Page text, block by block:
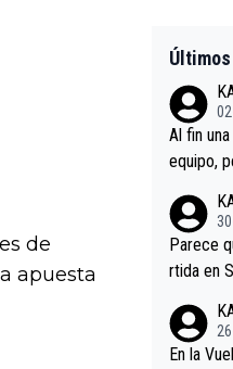
de
apuesta
Al fin
equipo,
es.La
ener
Parece
rtida en
En la